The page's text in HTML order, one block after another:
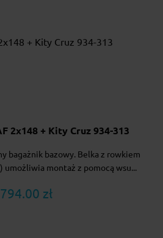
2x148 + Kity Cruz 934-313
bagażnik bazowy. Belka z rowkiem
montaż z pomocą wsu...
794.00 zł